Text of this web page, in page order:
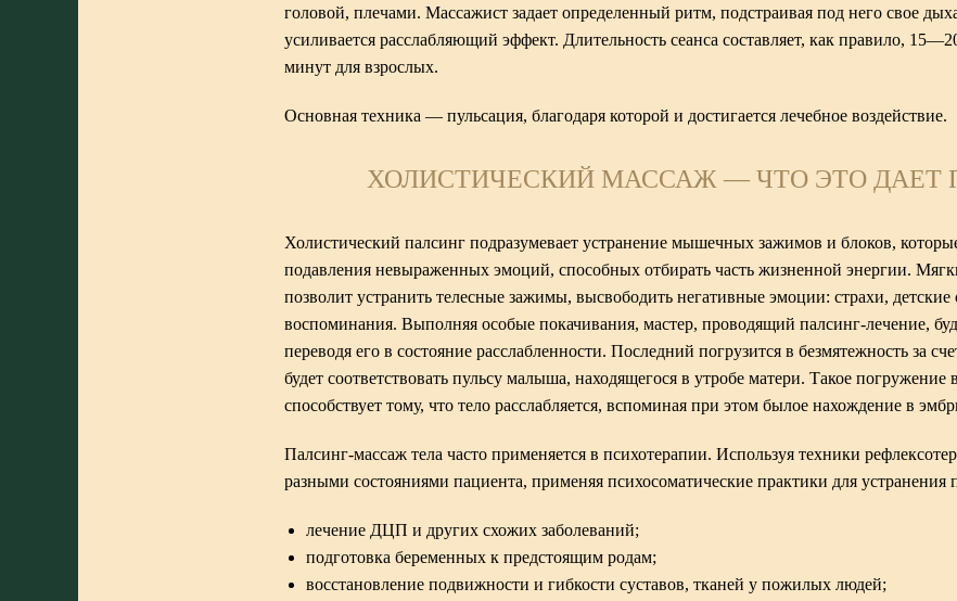
головой, плечами. Массажист задает определенный ритм, подстраивая под него свое
усиливается расслабляющий эффект. Длительность сеанса составляет, как правило,
минут для взрослых.
Основная техника — пульсация, благодаря которой и достигается лечебное воздействие.
ХОЛИСТИЧЕСКИЙ МАССАЖ — ЧТО ЭТО ДАЕТ
Холистический палсинг подразумевает устранение мышечных зажимов и блоков,
подавления невыраженных эмоций, способных отбирать часть жизненной энергии.
позволит устранить телесные зажимы, высвободить негативные эмоции: страхи, детские
воспоминания. Выполняя особые покачивания, мастер, проводящий палсинг-лечение,
переводя его в состояние расслабленности. Последний погрузится в безмятежность за
будет соответствовать пульсу малыша, находящегося в утробе матери. Такое
способствует тому, что тело расслабляется, вспоминая при этом былое нахождение в
Палсинг-массаж тела часто применяется в психотерапии. Используя техники
разными состояниями пациента, применяя психосоматические практики для устранения
лечение ДЦП и других схожих заболеваний;
подготовка беременных к предстоящим родам;
восстановление подвижности и гибкости суставов, тканей у пожилых людей;